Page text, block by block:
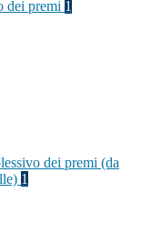
dei premi 1
dei premi (da
1